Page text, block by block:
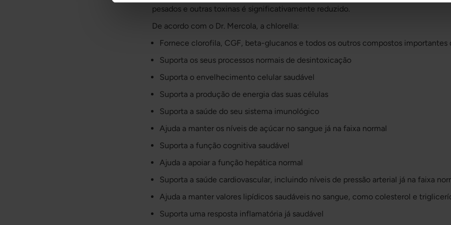
pesados e outras toxinas é significativamente reduzido.
De acordo com o Dr. Mercola, a chlorella:
Fornece clorofila, CGF, beta-glucanos e todos os outros compostos importantes
Suporta os seus processos normais de desintoxicação
Suporta o envelhecimento celular saudável
Suporta a produção de energia das suas células
Suporta a saúde do seu sistema imunológico
Ajuda a manter os níveis de açúcar no sangue já na faixa normal
Suporta a função cognitiva saudável
Ajuda a apoiar a função hepática normal
Suporta a saúde cardiovascular, incluindo níveis de pressão arterial já na faixa
Ajuda a manter valores lipídicos saudáveis no sangue, como colesterol e
Suporta uma resposta inflamatória já saudável